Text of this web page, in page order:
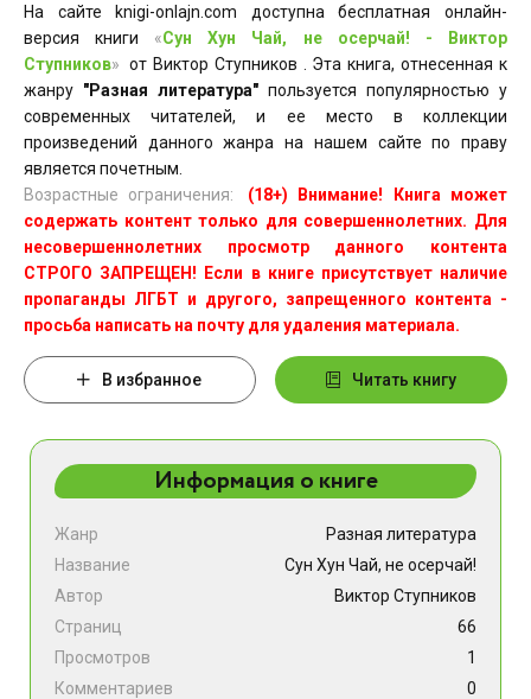
На сайте knigi-onlajn.com доступна бесплатная онлайн-
версия книги «Сун Хун Чай, не осерчай! - Виктор
Ступников» от Виктор Ступников . Эта книга, отнесенная к
жанру "Разная литература" пользуется популярностью у
современных читателей, и ее место в коллекции
произведений данного жанра на нашем сайте по праву
является почетным.
Возрастные ограничения:
(18+) Внимание! Книга может
содержать контент только для совершеннолетних. Для
несовершеннолетних просмотр данного контента
СТРОГО ЗАПРЕЩЕН! Если в книге присутствует наличие
пропаганды ЛГБТ и другого, запрещенного контента -
просьба написать на почту для удаления материала.
В избранное Читать книгу
Информация о книге
Жанр
Разная литература
Название
Сун Хун Чай, не осерчай!
Автор
Виктор Ступников
Страниц
66
Просмотров
1
Комментариев
0